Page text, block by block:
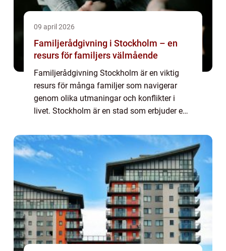
09 april 2026
Familjerådgivning i Stockholm – en
resurs för familjers välmående
Familjerådgivning Stockholm är en viktig
resurs för många familjer som navigerar
genom olika utmaningar och konflikter i
livet. Stockholm är en stad som erbjuder en
sök...